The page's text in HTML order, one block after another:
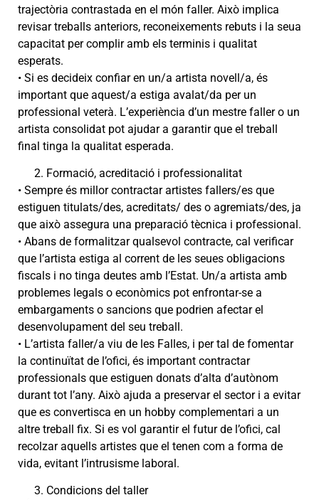
trajectòria contrastada en el món faller. Això implica
revisar treballs anteriors, reconeixements rebuts i la seua
capacitat per complir amb els terminis i qualitat
esperats.
• Si es decideix confiar en un/a artista novell/a, és
important que aquest/a estiga avalat/da per un
professional veterà. L’experiència d’un mestre faller o un
artista consolidat pot ajudar a garantir que el treball
final tinga la qualitat esperada.
Formació, acreditació i professionalitat
• Sempre és millor contractar artistes fallers/es que
estiguen titulats/des, acreditats/ des o agremiats/des, ja
que això assegura una preparació tècnica i professional.
• Abans de formalitzar qualsevol contracte, cal verificar
que l’artista estiga al corrent de les seues obligacions
fiscals i no tinga deutes amb l’Estat. Un/a artista amb
problemes legals o econòmics pot enfrontar-se a
embargaments o sancions que podrien afectar el
desenvolupament del seu treball.
• L’artista faller/a viu de les Falles, i per tal de fomentar
la continuïtat de l’ofici, és important contractar
professionals que estiguen donats d’alta d’autònom
durant tot l’any. Això ajuda a preservar el sector i a evitar
que es convertisca en un hobby complementari a un
altre treball fix. Si es vol garantir el futur de l’ofici, cal
recolzar aquells artistes que el tenen com a forma de
vida, evitant l’intrusisme laboral.
Condicions del taller